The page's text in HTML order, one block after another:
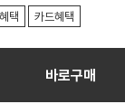
택 카드혜택
바로구매